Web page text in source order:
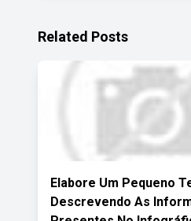
Related Posts
Elabore Um Pequeno
Descrevendo As